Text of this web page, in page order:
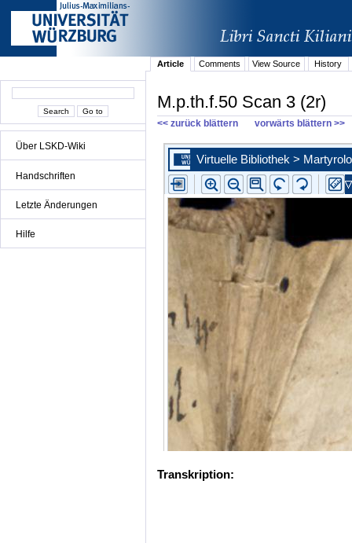
Über LSKD-Wiki
Handschriften
Letzte Änderungen
Hilfe
Article Comments View Source History
M.p.th.f.50 Scan 3 (2r)
<< zurück blättern vorwärts blättern >>
Transkription: